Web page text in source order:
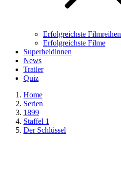
Erfolgreichste Filmreihen
Erfolgreichste Filme
Superheldinnen
News
Trailer
Quiz
Home
Serien
1899
Staffel 1
Der Schlüssel